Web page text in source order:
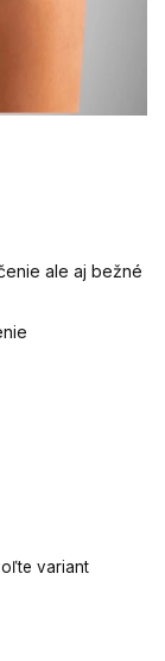
variant
ale aj bežné